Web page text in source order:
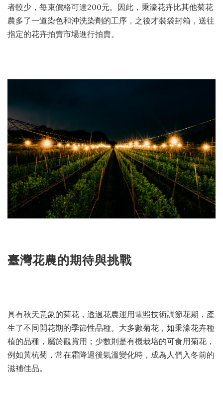
者較少，每束價格可達200元。因此，秉濠花卉比其他菊花
農多了一道染色和沖洗染劑的工序，之後才裝袋封箱，送往
指定的花卉拍賣市場進行拍賣。
臺灣花農的期待與挑戰
具有秋天意象的菊花，透過花農運用電照技術調節花期，產
生了不同開花期的季節性品種。大多數菊花，如秉濠花卉種
植的品種，屬於觀賞用；少數則是有機栽培的可食用菊花，
例如黃杭菊，常在霜降過後氣溫變化時，成為人們入冬前的
滋補佳品。